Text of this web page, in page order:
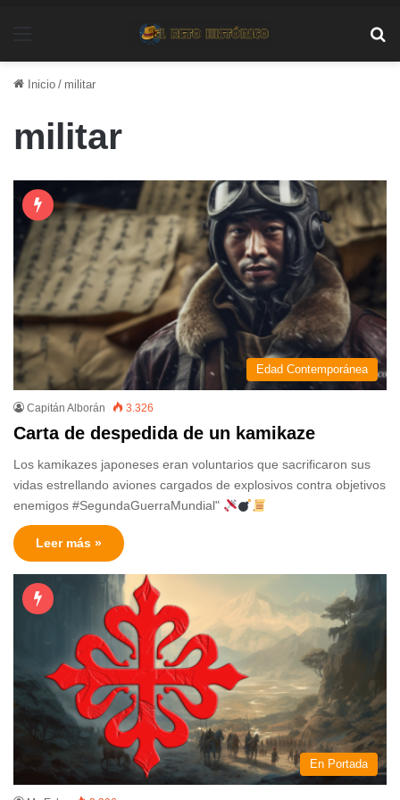
Inicio / militar
militar
Edad Contemporánea
Capitán Alborán 3.326
Carta de despedida de un kamikaze
Los kamikazes japoneses eran voluntarios que sacrificaron sus
vidas estrellando aviones cargados de explosivos contra objetivos
enemigos #SegundaGuerraMundial"
Leer más »
En Portada